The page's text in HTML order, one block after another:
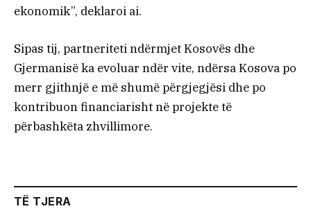
ekonomik”, deklaroi ai.
Sipas tij, partneriteti ndërmjet Kosovës dhe
Gjermanisë ka evoluar ndër vite, ndërsa Kosova po
merr gjithnjë e më shumë përgjegjësi dhe po
kontribuon financiarisht në projekte të
përbashkëta zhvillimore.
TË TJERA